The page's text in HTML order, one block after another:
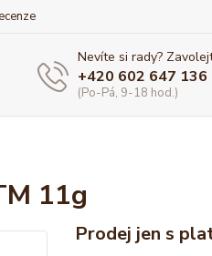
Nevíte si rady?
+420 602 647 136
(Po-Pá, 9-18 hod.)
11g
Prodej jen s